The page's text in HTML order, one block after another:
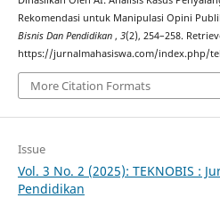
Rekomendasi untuk Manipulasi Opini
Bisnis Dan Pendidikan , 3(2), 254–258.
https://jurnalmahasiswa.com/index.php/
More Citation Formats
Issue
Vol. 3 No. 2 (2025): TEKNOBIS :
Pendidikan